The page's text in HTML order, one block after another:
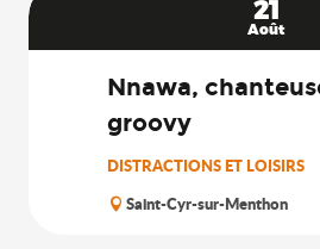
21
Août
Nnawa,
groovy
DISTRACTIONS ET LOISIRS
Saint-Cyr-sur-Menthon